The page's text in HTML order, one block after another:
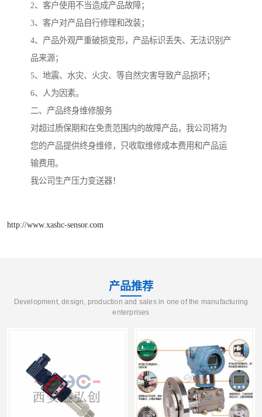
2、客户使用不当造成产品故障；
3、客户对产品自行修理和改装；
4、产品外观严重破损变形，产品标识丢失、无法识别产
品来源；
5、地震、水灾、火灾、等自然灾害导致产品损坏；
6、人为因素。
二、产品终身维修服务
对超过质保期和在免责范围内的故障产品，我公司将为
您的产品提供终身维修，只收取维修成本费用和产品运
输费用。
我公司生产压力变送器！
http://www.xashc-sensor.com
产品推荐
Development, design, production and sales in one of the manufacturing
enterprises